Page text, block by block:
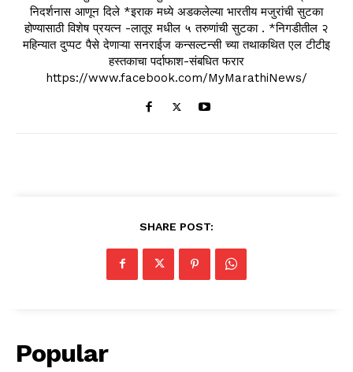
निदर्शनास आणून दिले *इराक मध्ये अडकलेल्या भारतीय मजुरांची सुटका
होण्यासाठी विशेष प्रयत्न -लातूर मधील ५ तरुणांची सुटका . *निगडीतील २
महिन्यात दुप्पट पैसे देणाऱ्या सनराईज कन्सल्टन्सी च्या तथाकथित एल टीटीइ
हस्तकाचा पर्दाफाश-संबधित फरार
https://www.facebook.com/MyMarathiNews/
SHARE POST:
Popular